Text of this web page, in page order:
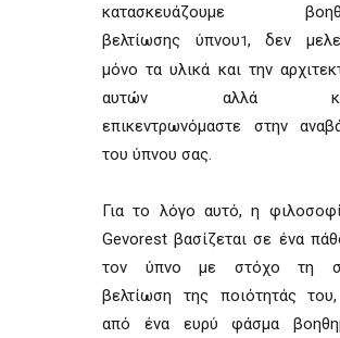
κατασκευάζουμε
βελτίωσης ύπνου1, δεν
μόνο τα υλικά και την
αυτών αλλά
επικεντρωνόμαστε στην
του ύπνου σας.
Για το λόγο αυτό, η
Gevorest βασίζεται σε ένα
τον ύπνο με στόχο τη
βελτίωση της ποιότητάς
από ένα ευρύ φάσμα